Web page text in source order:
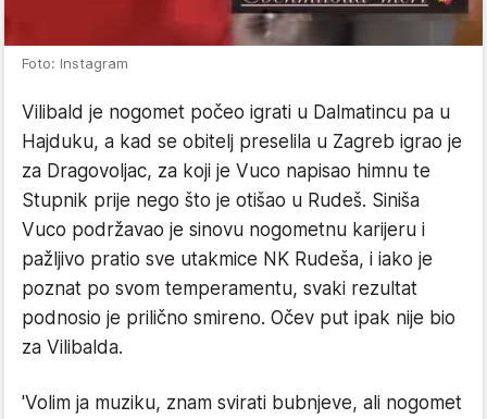
Foto: Instagram
Vilibald je nogomet počeo igrati u Dalmatincu pa u
Hajduku, a kad se obitelj preselila u Zagreb igrao je
za Dragovoljac, za koji je Vuco napisao himnu te
Stupnik prije nego što je otišao u Rudeš. Siniša
Vuco podržavao je sinovu nogometnu karijeru i
pažljivo pratio sve utakmice NK Rudeša, i iako je
poznat po svom temperamentu, svaki rezultat
podnosio je prilično smireno. Očev put ipak nije bio
za Vilibalda.
'Volim ja muziku, znam svirati bubnjeve, ali nogomet